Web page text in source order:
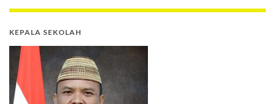
KEPALA SEKOLAH